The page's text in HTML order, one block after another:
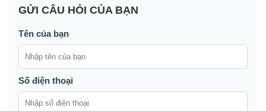
GỬI CÂU HỎI CỦA BẠN
Tên của bạn
Số điện thoại